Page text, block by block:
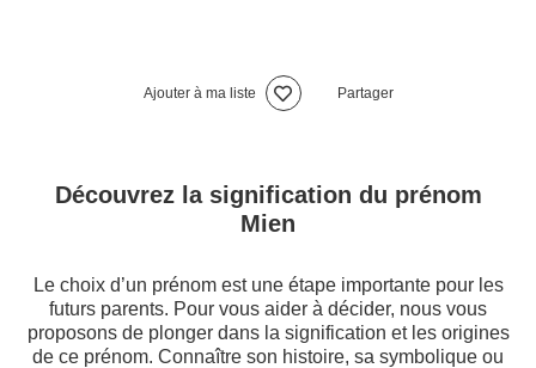
Ajouter à ma liste Partager
Découvrez la signification du prénom
Mien
Le choix d’un prénom est une étape importante pour les
futurs parents. Pour vous aider à décider, nous vous
proposons de plonger dans la signification et les origines
de ce prénom. Connaître son histoire, sa symbolique ou